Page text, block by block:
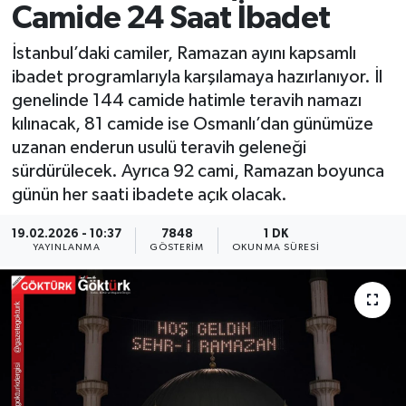
Camide 24 Saat İbadet
İstanbul’daki camiler, Ramazan ayını kapsamlı
ibadet programlarıyla karşılamaya hazırlanıyor. İl
genelinde 144 camide hatimle teravih namazı
kılınacak, 81 camide ise Osmanlı’dan günümüze
uzanan enderun usulü teravih geleneği
sürdürülecek. Ayrıca 92 cami, Ramazan boyunca
günün her saati ibadete açık olacak.
19.02.2026 - 10:37
YAYINLANMA
7848
GÖSTERIM
1 DK
OKUNMA SÜRESI
GÖKTÜRK
KÜLTÜR - SANAT
MAGAZİN
ÖZEL HABER
SAĞLIK
TEKNOLOJİ